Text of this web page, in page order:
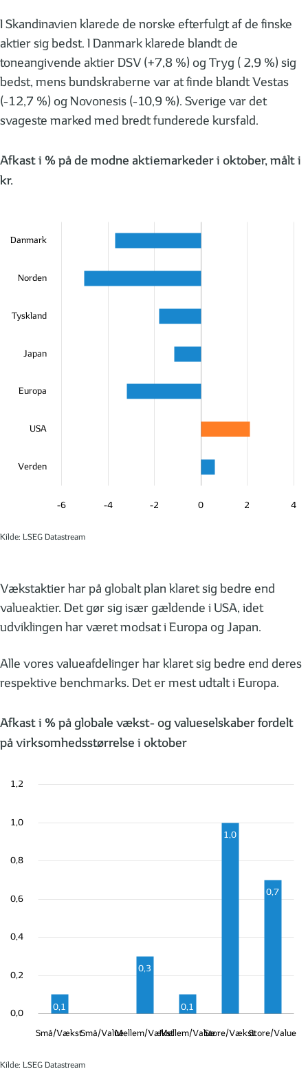
I Skandinavien klarede de norske efterfulgt af de finske
aktier sig bedst. I Danmark klarede blandt de
toneangivende aktier DSV (+7,8 %) og Tryg ( 2,9 %) sig
bedst, mens bundskraberne var at finde blandt Vestas
(-12,7 %) og Novonesis (-10,9 %). Sverige var det
svageste marked med bredt funderede kursfald.
Afkast i % på de modne aktiemarkeder i oktober, målt i
kr.
Danmark
Norden
Tyskland
Japan
Europa
USA
Verden
-6 -4 -2 0 2 4
Kilde: LSEG Datastream
Vækstaktier har på globalt plan klaret sig bedre end
valueaktier. Det gør sig især gældende i USA, idet
udviklingen har været modsat i Europa og Japan.
Alle vores valueafdelinger har klaret sig bedre end deres
respektive benchmarks. Det er mest udtalt i Europa.
Afkast i % på globale vækst- og valueselskaber fordelt
på virksomhedsstørrelse i oktober
0,1
0,3
0,1
1,0
0,7
Små/VækstSmå/ValueMellem/VækstMellem/ValueStore/VækstStore/Value
0,0
0,2
0,4
0,6
0,8
1,0
1,2
Kilde: LSEG Datastream